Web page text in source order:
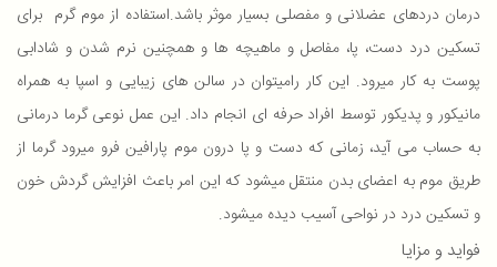
درمان دردهای عضلانی و مفصلی بسیار موثر باشد.استفاده از موم گرم برای
تسکین درد دست، پا، مفاصل و ماهیچه ها و همچنین نرم شدن و شادابی
پوست به کار میرود. این کار رامیتوان در سالن های زیبایی و اسپا به همراه
مانیکور و پدیکور توسط افراد حرفه ای انجام داد. این عمل نوعی گرما درمانی
به حساب می آید، زمانی که دست و پا درون موم پارافین فرو میرود گرما از
طریق موم به اعضای بدن منتقل میشود که این امر باعث افزایش گردش خون
و تسکین درد در نواحی آسیب دیده میشود.
فواید و مزایا